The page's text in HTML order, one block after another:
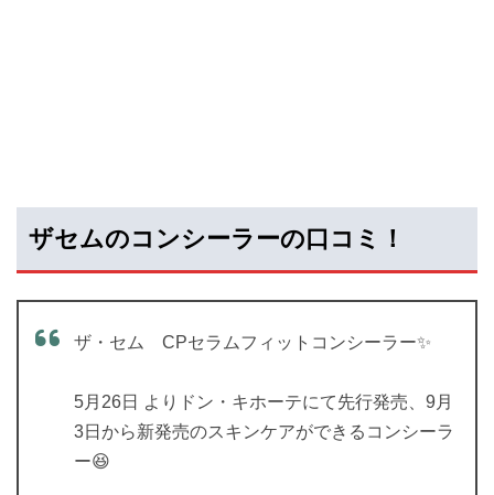
ザセムのコンシーラーの口コミ！
ザ・セム CPセラムフィットコンシーラー✨
5月26日 よりドン・キホーテにて先行発売、9月
3日から新発売のスキンケアができるコンシーラ
ー😆